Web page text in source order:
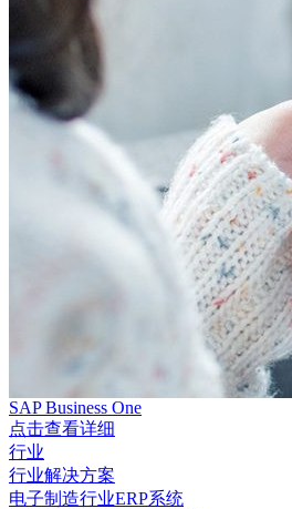
SAP Business One
点击查看详细
行业
行业解决方案
电子制造行业ERP系统